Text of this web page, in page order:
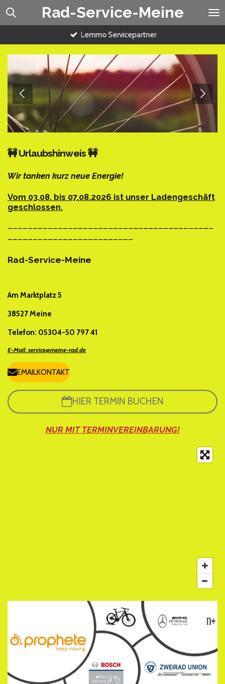
Zum
Rad-Service-Meine
Lemmo Servicepartner
🚧 Urlaubshinweis 🚧
Wir tanken kurz neue Energie!
Vom 03.08. bis 07.08.2026 ist unser Ladengeschäft
geschlossen.
Rad-Service-Meine
Am Marktplatz 5
38527 Meine
Telefon: 05304-50 797 41
E-Mail: service@meine-rad.de
EMAILKONTAKT
HIER TERMIN BUCHEN
NUR MIT TERMINVEREINBARUNG!